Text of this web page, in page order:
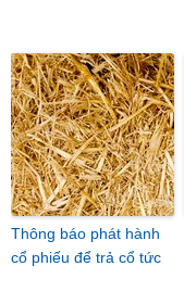
Thông báo phát hành
cổ phiếu để trả cổ tức